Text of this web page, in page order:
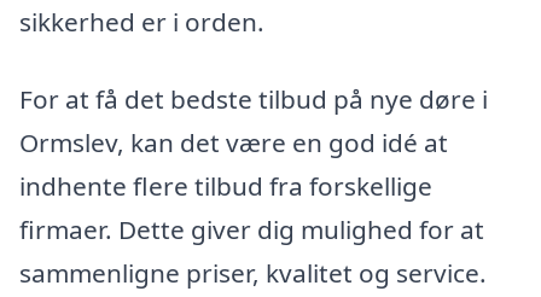
sikkerhed er i orden.
For at få det bedste tilbud på nye døre i
Ormslev, kan det være en god idé at
indhente flere tilbud fra forskellige
firmaer. Dette giver dig mulighed for at
sammenligne priser, kvalitet og service.